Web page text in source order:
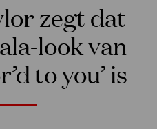
zegt dat
look van
to you’ is